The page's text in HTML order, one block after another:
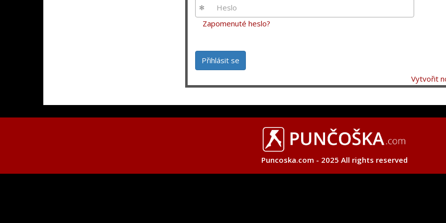
Zapomenuté heslo?
Přihlásit se
Vytvořit
Puncoska.com - 2025 All rights reserved